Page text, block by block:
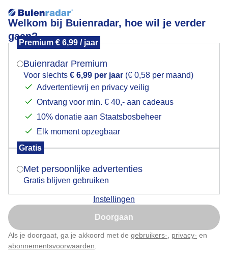
Welkom bij Buienradar, hoe wil je verder
gaan?
Premium € 6,99 / jaar
Buienradar Premium
Voor slechts € 6,99 per jaar (€ 0,58 per maand)
Advertentievrij en privacy veilig
Ontvang voor min. € 40,- aan cadeaus
10% donatie aan Staatsbosbeheer
Elk moment opzegbaar
Gratis
Met persoonlijke advertenties
Gratis blijven gebruiken
Instellingen
Doorgaan
Als je doorgaat, ga je akkoord met de gebruikers- privacy- en
abonnementsvoorwaarden
Serene start van de dag....langs de Oosterschelde
Mogen we je locatie gebruiken voor het
Indien je hier nog geen akkoord op hebt gegeven,
verschijnt er zo een pop-up uit je browser waarin
Is goed, toon de popup
Nu niet, misschien later
Klik hierom dit aan te passen